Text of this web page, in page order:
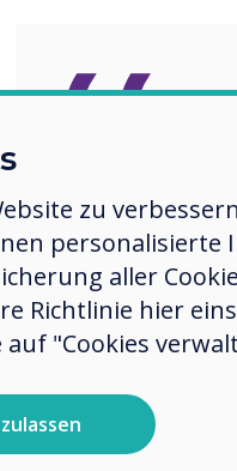
“
This strategic
agreement
presence
and aligns
vision to
zu
personalisierte
aller
Richtlinie hier
"Cookies